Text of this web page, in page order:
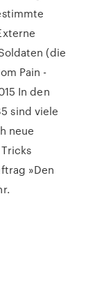
(die
Pain -
In den
sind viele
neue
»Den